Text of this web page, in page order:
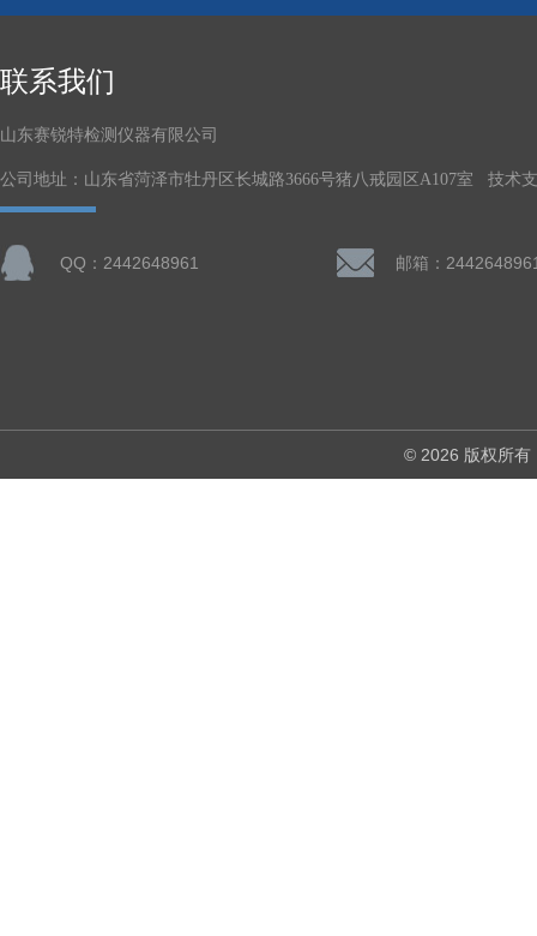
联系我们
山东赛锐特检测仪器有限公司
公司地址：山东省菏泽市牡丹区长城路3666号猪八戒园区A107室 技术
QQ：2442648961 邮箱：
© 2026 版权所